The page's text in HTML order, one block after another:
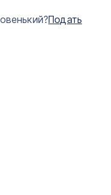
Подать